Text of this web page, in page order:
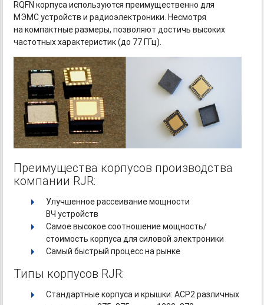
RQFN корпуса используются преимущественно для
МЭМС устройств и радиоэлектроники. Несмотря
на компактные размеры, позволяют достичь высоких
частотных характеристик (до 77 ГГц).
Преимущества корпусов производства
компании RJR:
Улучшенное рассеивание мощности
ВЧ устройств
Самое высокое соотношение мощность/
стоимость корпуса для силовой электроники
Самый быстрый процесс на рынке
Типы корпусов RJR:
Стандартные корпуса и крышки: ACP2 различных